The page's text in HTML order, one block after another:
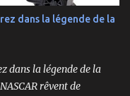
dans la légende de la
dans la légende de la
rêvent de